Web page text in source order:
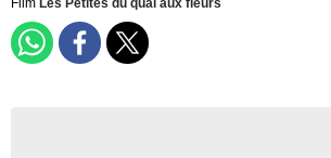
Film Les Petites du quai aux fleurs